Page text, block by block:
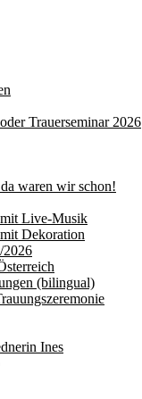
Trauerseminar 2026
waren wir schon!
mit Live-Musik
Dekoration
2026
(bilingual)
Ines